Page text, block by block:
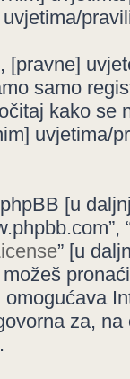
[pravne]
samo
kako se
uvjetima/
[u
” [u
za,